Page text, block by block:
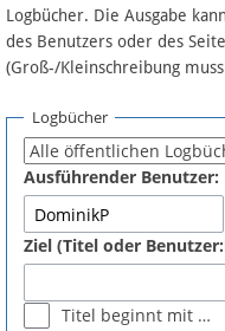
FAQ
Fördermitglied werden
Fehler melden
Logbücher. Die Ausgabe
des Benutzers oder des
(Groß-/Kleinschreibung
Logbücher
Ausführender Benutzer:
Ziel (Titel oder
Titel beginnt mit …